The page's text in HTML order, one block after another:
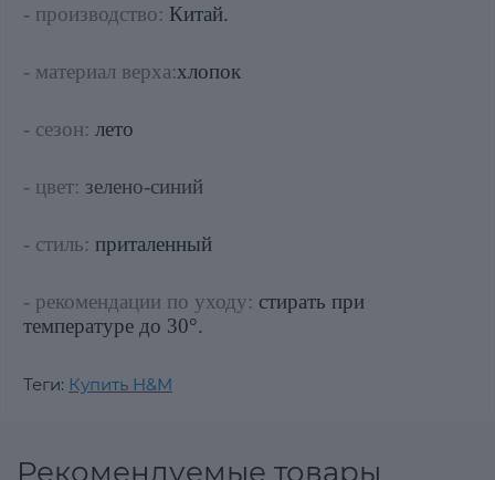
- производство: Китай.
- материал верха:хлопок
- сезон: лето
- цвет: зелено-синий
- стиль: приталенный
- рекомендации по уходу: стирать при
температуре до 30°.
Теги: Купить H&M
Рекомендуемые товары